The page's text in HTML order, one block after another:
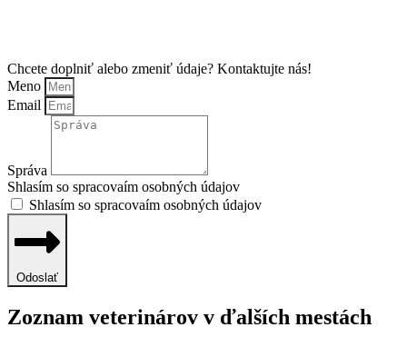
Chcete doplniť alebo zmeniť údaje? Kontaktujte nás!
Meno
Email
Správa
Shlasím so spracovaím osobných údajov
Shlasím so spracovaím osobných údajov
Odoslať
Zoznam veterinárov v ďalších mestách